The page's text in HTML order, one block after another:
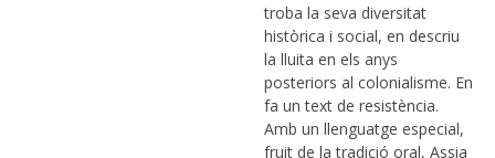
troba la seva diversitat
històrica i social, en descriu
la lluita en els anys
posteriors al colonialisme. En
fa un text de resistència.
Amb un llenguatge especial,
fruit de la tradició oral, Assia